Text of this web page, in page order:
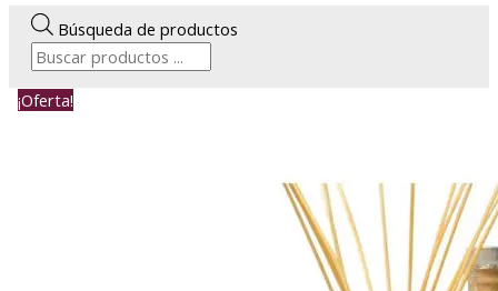
Búsqueda de productos
¡Oferta!